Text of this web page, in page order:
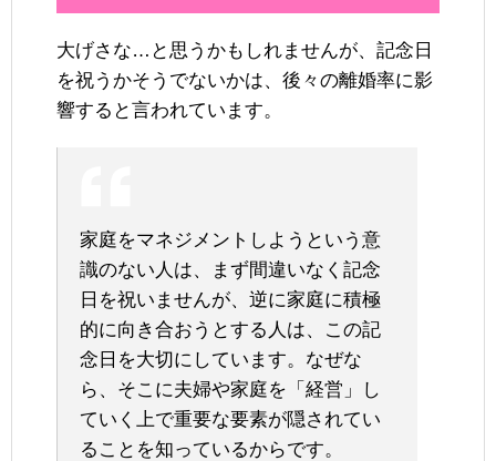
大げさな…と思うかもしれませんが、記念日
を祝うかそうでないかは、後々の離婚率に影
響すると言われています。
家庭をマネジメントしようという意
識のない人は、まず間違いなく記念
日を祝いませんが、逆に家庭に積極
的に向き合おうとする人は、この記
念日を大切にしています。なぜな
ら、そこに夫婦や家庭を「経営」し
ていく上で重要な要素が隠されてい
ることを知っているからです。